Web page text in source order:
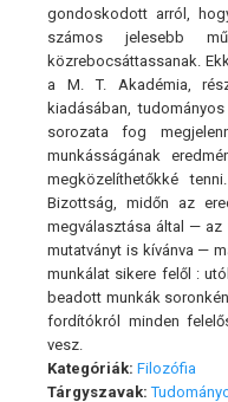
gondoskodott arról,
számos jelesebb
közrebocsáttassanak.
a M. T. Akadémia,
kiadásában,
sorozata fog
munkásságának
megközelíthetőkké
Bizottság, midőn az
megválasztása által — az
mutatványt is kívánva —
munkálat sikere felől :
beadott munkák
fordítókról minden
vesz.
Kategóriák: Filozófia
Tárgyszavak: